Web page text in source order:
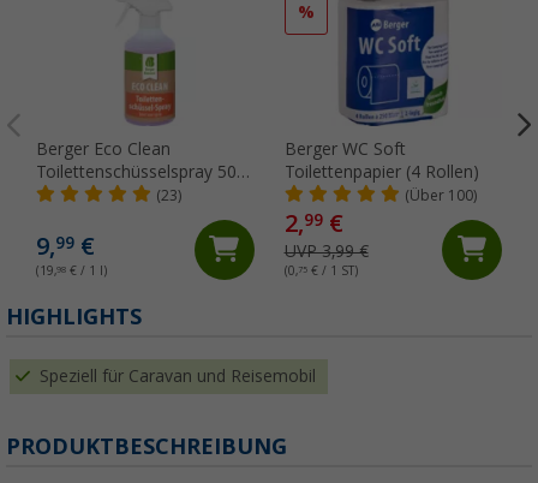
Berger Eco Clean
Toilettenschüsselspray 500
ml
(23)
9,99 €
(19,98 € / 1 l)
%
Berger WC Soft
Toilettenpapier (4 Rollen)
(Über 100)
2,99€
UVP 3,99 €
(0,75€ / 1 ST)
HIGHLIGHTS
Speziell für Caravan und Reisemobil
PRODUKTBESCHREIBUNG